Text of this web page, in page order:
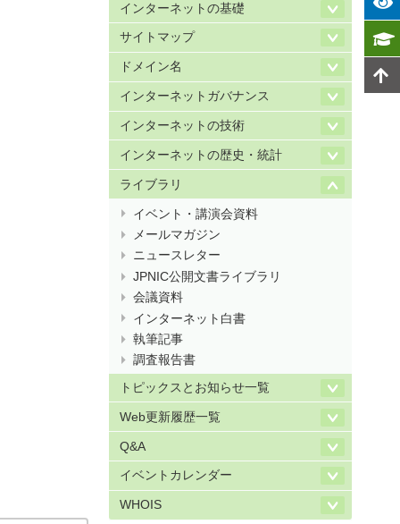
インターネットの基礎
サイトマップ
ドメイン名
インターネットガバナンス
インターネットの技術
インターネットの歴史・統計
ライブラリ
イベント・講演会資料
メールマガジン
ニュースレター
JPNIC公開文書ライブラリ
会議資料
インターネット白書
執筆記事
調査報告書
トピックスとお知らせ一覧
Web更新履歴一覧
Q&A
イベントカレンダー
WHOIS